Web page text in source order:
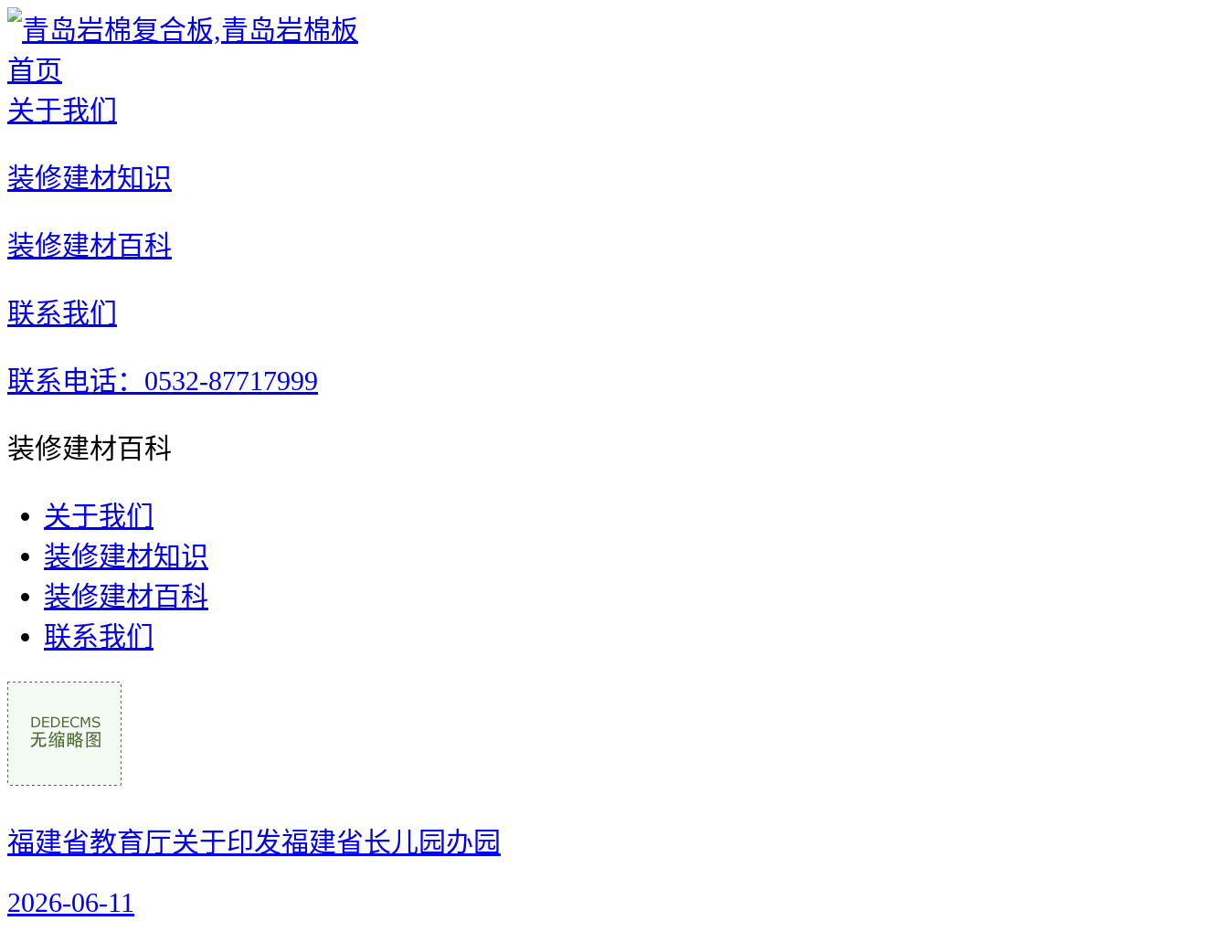
首页
关于我们
装修建材知识
装修建材百科
联系我们
联系电话：0532-87717999
装修建材百科
关于我们
装修建材知识
装修建材百科
联系我们
福建省教育厅关于印发福建省长儿园办园
2026-06-11